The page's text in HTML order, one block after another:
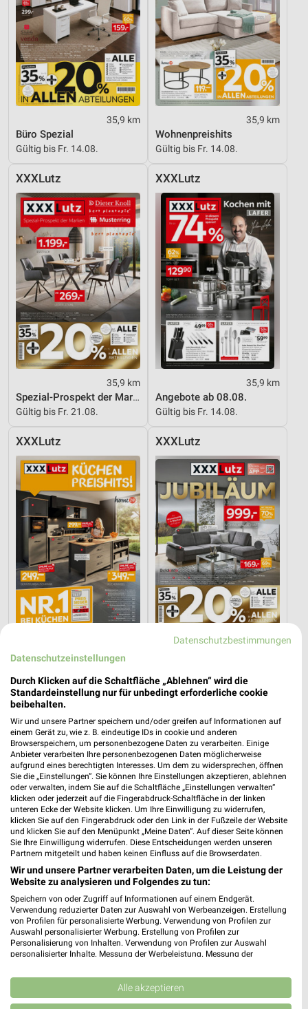
35,9 km
Büro Spezial
Gültig bis Fr. 14.08.
35,9 km
Wohnenpreishits
Gültig bis Fr. 14.08.
XXXLutz
35,9 km
Spezial-Prospekt der Marken
Gültig bis Fr. 21.08.
XXXLutz
35,9 km
Angebote ab 08.08.
Gültig bis Fr. 14.08.
XXXLutz
Küchen Preishits!
Gültig bis Fr. 21.08.
XXXLutz
35,9 km
Gültig bis Fr. 14.08.
XXXLutz
35,9 km
Gartenmöbel-Abverkauf
Gültig bis Fr. 28.08.
35,9 km
Gültig bis Fr. 14.08.
Datenschutzbestimmungen
Datenschutzeinstellungen
Durch Klicken auf die Schaltfläche „Ablehnen“ wird die
Standardeinstellung nur für unbedingt erforderliche cookie
beibehalten.
Wir und unsere Partner speichern und/oder greifen auf Informationen auf
einem Gerät zu, wie z. B. eindeutige IDs in cookie und anderen
Browserspeichern, um personenbezogene Daten zu verarbeiten. Einige
Anbieter verarbeiten Ihre personenbezogenen Daten möglicherweise
aufgrund eines berechtigten Interesses. Um dem zu widersprechen, öffnen
Sie die „Einstellungen“. Sie können Ihre Einstellungen akzeptieren, ablehnen
oder verwalten, indem Sie auf die Schaltfläche „Einstellungen verwalten“
klicken oder jederzeit auf die Fingerabdruck-Schaltfläche in der linken
unteren Ecke der Website klicken. Um Ihre Einwilligung zu widerrufen,
klicken Sie auf den Fingerabdruck oder den Link in der Fußzeile der Website
und klicken Sie auf den Menüpunkt „Meine Daten“. Auf dieser Seite können
Sie Ihre Einwilligung widerrufen. Diese Entscheidungen werden unseren
Partnern mitgeteilt und haben keinen Einfluss auf die Browserdaten.
Wir und unsere Partner verarbeiten Daten, um die Leistung der
Website zu analysieren und Folgendes zu tun:
Speichern von oder Zugriff auf Informationen auf einem Endgerät.
Verwendung reduzierter Daten zur Auswahl von Werbeanzeigen. Erstellung
von Profilen für personalisierte Werbung. Verwendung von Profilen zur
Auswahl personalisierter Werbung. Erstellung von Profilen zur
Personalisierung von Inhalten. Verwendung von Profilen zur Auswahl
personalisierter Inhalte. Messung der Werbeleistung. Messung der
Kombinationen von Daten aus verschiedenen Quellen. Entwicklung und
Verbesserung der Angebote. Verwendung reduzierter Daten zur Auswahl
von Inhalten.
Alle akzeptieren